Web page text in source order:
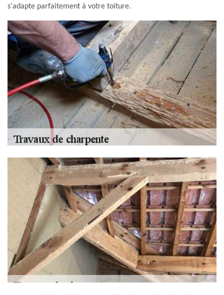
s'adapte parfaitement à votre toiture.